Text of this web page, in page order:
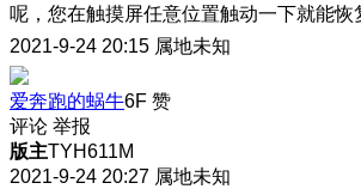
呢，您在触摸屏任意位置触动一下就能恢
2021-9-24 20:15 属地未知
爱奔跑的蜗牛6F 赞
评论 举报
版主TYH611M
2021-9-24 20:27 属地未知